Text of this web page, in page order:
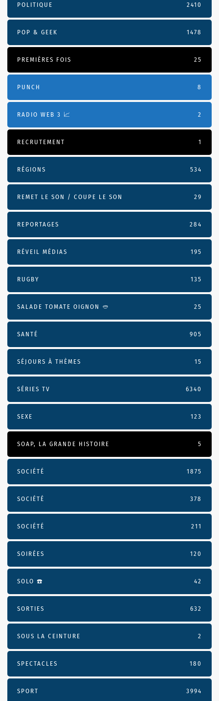
POLITIQUE 2410
POP & GEEK 1478
PREMIÈRES FOIS 25
PUNCH 8
RADIO WEB 3 📈 2
RECRUTEMENT 1
RÉGIONS 534
REMET LE SON / COUPE LE SON 29
REPORTAGES 284
RÉVEIL MÉDIAS 195
RUGBY 135
SALADE TOMATE OIGNON 🥙 25
SANTÉ 905
SÉJOURS À THÈMES 15
SÉRIES TV 6340
SEXE 123
SOAP, LA GRANDE HISTOIRE 5
SOCIÉTÉ 1875
SOCIÉTÉ 378
SOCIÉTÉ 211
SOIRÉES 120
SOLO ☎️ 42
SORTIES 632
SOUS LA CEINTURE 2
SPECTACLES 180
SPORT 3994